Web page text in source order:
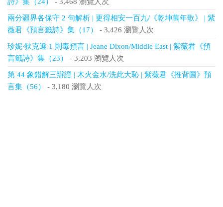
兩分疆界各保守 2 句解析 | 更得相安一百九/《乾坤萬年歌》 | 紫
薇君《預言籤詩》集（17）
- 3,426 瀏覽人次
珍妮‧狄克遜 1 則毒預言 | Jeane Dixon/Middle East | 紫薇君《預
言籤詩》集（23）
- 3,203 瀏覽人次
第 44 象錯解三辯證 | 木火金水/洗此大恥 | 紫薇君《推背圖》預
言集（56）
- 3,180 瀏覽人次